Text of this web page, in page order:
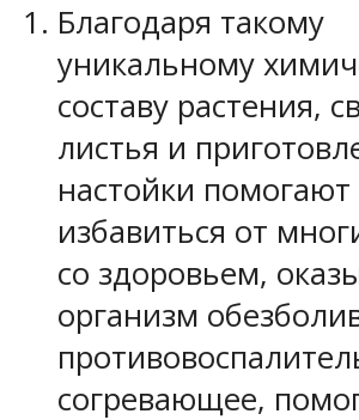
Благодаря такому
уникальному
составу растения,
листья и
настойки помогают
избавиться от
со здоровьем,
организм
согревающее,